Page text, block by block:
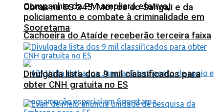
Obras na ES 245: Morros do Sangali e da
Cachoeira do Ataíde receberão terceira faixa
Companhia da PM ampliará efetivo,
policiamento e combate à criminalidade em
Sooretama
Divulgada lista dos 9 mil classificados para
obter CNH gratuita no ES